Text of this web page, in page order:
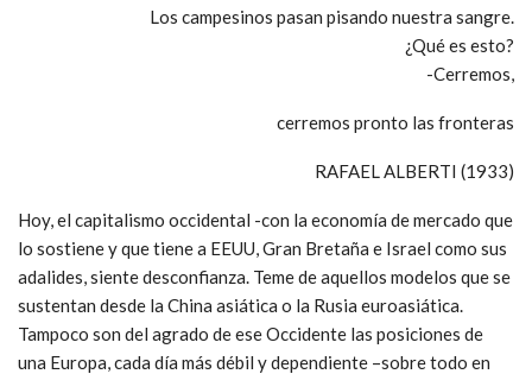
Los campesinos pasan pisando nuestra sangre.
¿Qué es esto?
-Cerremos,
cerremos pronto las fronteras
RAFAEL ALBERTI (1933)
Hoy, el capitalismo occidental -con la economía de mercado que
lo sostiene y que tiene a EEUU, Gran Bretaña e Israel como sus
adalides, siente desconfianza. Teme de aquellos modelos que se
sustentan desde la China asiática o la Rusia euroasiática.
Tampoco son del agrado de ese Occidente las posiciones de
una Europa, cada día más débil y dependiente –sobre todo en